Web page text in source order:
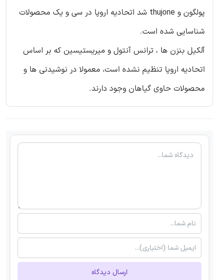
پولگون و thujone شد اتحادیه اروپا در سی و یک محصولات
شناسایی شده است.
آلکیل بنزن ها ، ترانس آنتول و میریستیسین که بر اساس
اتحادیه اروپا تنظیم نشده است، معمولا در نوشیدنی ها و
محصولات حاوی گیاهان وجود دارند.
ارسال دیدگاه